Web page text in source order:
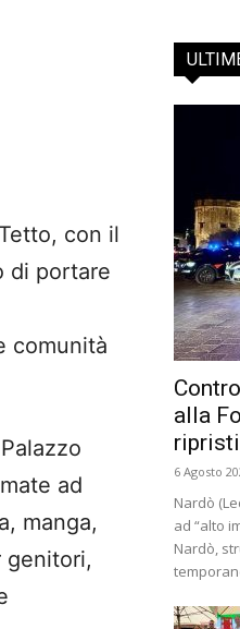
con il
di portare
comunità
ad
manga,
genitori,
alla
6 Agosto
Nardò
ad “alto
Nardò,